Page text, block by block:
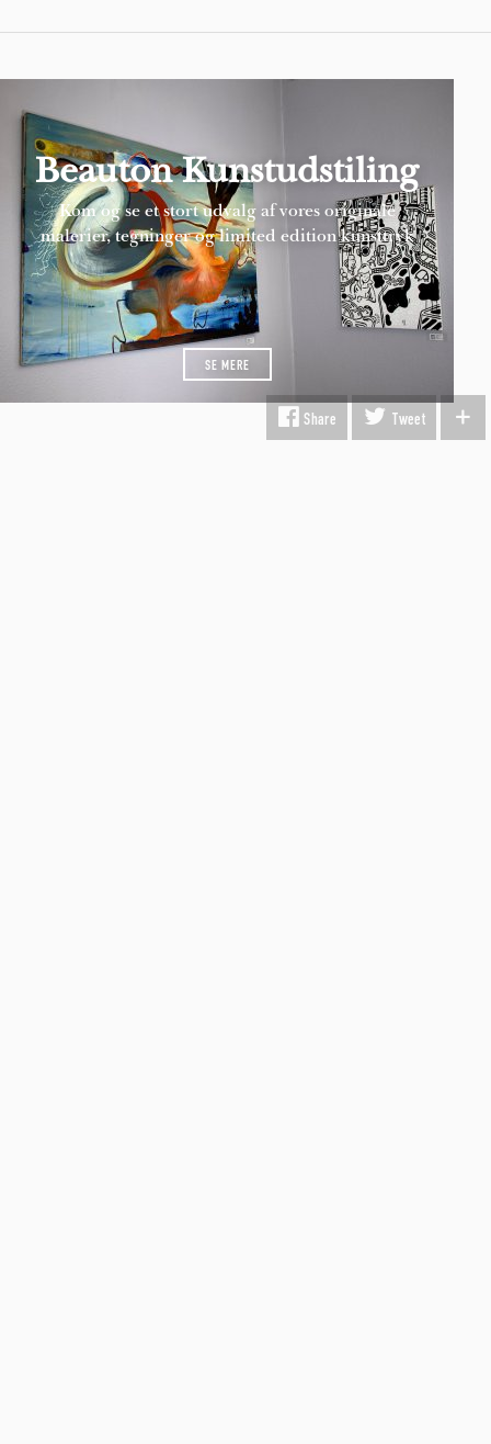
Beauton Kunstudstiling
Kom og se et stort udvalg af vores originale
malerier, tegninger og limited edition kunsttryk
SE MERE